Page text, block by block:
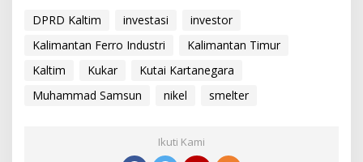
DPRD Kaltim investasi
investor
Kalimantan Ferro Industri
Kalimantan Timur
Kaltim
Kukar
Kutai Kartanegara
Muhammad Samsun
nikel smelter
Ikuti Kami